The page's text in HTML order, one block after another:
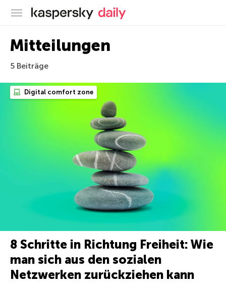
Offizieller Blog von Kaspersky
Mitteilungen
5 Beiträge
Digital comfort zone
8 Schritte in Richtung Freiheit: Wie
man sich aus den sozialen
Netzwerken zurückziehen kann